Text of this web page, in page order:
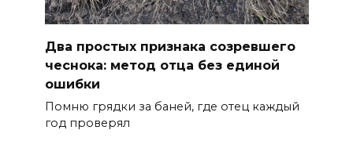
Два простых признака созревшего
чеснока: метод отца без единой
ошибки
Помню грядки за баней, где отец каждый
год проверял